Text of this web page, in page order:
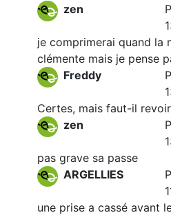
zen
je comprimerai quand la
clémente mais je pense
Freddy
Certes, mais faut-il
zen
pas grave sa passe
ARGELLIES
une prise a cassé avant